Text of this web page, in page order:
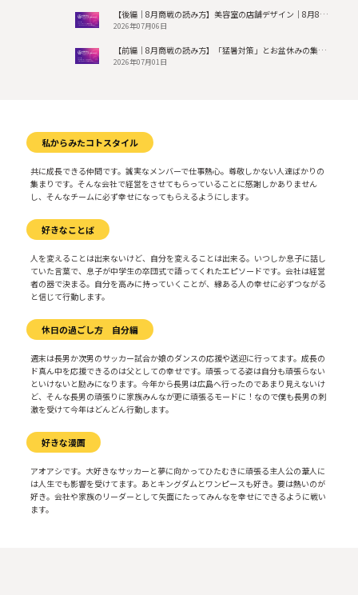
【後編｜8月商戦の読み方】美容室の店舗デザイン｜8月8日イベントとSDGsでMEO対策（京都）を加速
2026年07月06日
【前編｜8月商戦の読み方】「猛暑対策」とお盆休みの集客を勝ち抜く空間戦略
2026年07月01日
私からみたコトスタイル
共に成長できる仲間です。誠実なメンバーで仕事熱心。尊敬しかない人達ばかりの
集まりです。そんな会社で経営をさせてもらっていることに感謝しかありません
し、そんなチームに必ず幸せになってもらえるようにします。
好きなことば
人を変えることは出来ないけど、自分を変えることは出来る。いつしか息子に話し
ていた言葉で、息子が中学生の卒団式で語ってくれたエピソードです。会社は経営
者の器で決まる。自分を高みに持っていくことが、縁ある人の幸せに必ずつながる
と信じて行動します。
休日の過ごし方 自分編
週末は長男か次男のサッカー試合か娘のダンスの応援や送迎に行ってます。成長の
ド真ん中を応援できるのは父としての幸せです。頑張ってる姿は自分も頑張らない
といけないと励みになります。今年から長男は広島へ行ったのであまり見えないけ
ど、そんな長男の頑張りに家族みんなが更に頑張るモードに！なので僕も長男の刺
激を受けて今年はどんどん行動します。
好きな漫画
アオアシです。大好きなサッカーと夢に向かってひたむきに頑張る主人公の葦人に
は人生でも影響を受けてます。あとキングダムとワンピースも好き。要は熱いのが
好き。会社や家族のリーダーとして矢面にたってみんなを幸せにできるように戦い
ます。